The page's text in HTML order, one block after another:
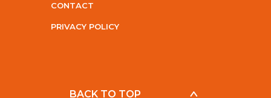
CONTACT
PRIVACY POLICY
BACK TO TOP